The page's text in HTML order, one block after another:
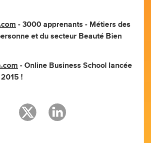
- 3000 apprenants - Métiers des
et du secteur Beauté Bien
- Online Business School lancée
!